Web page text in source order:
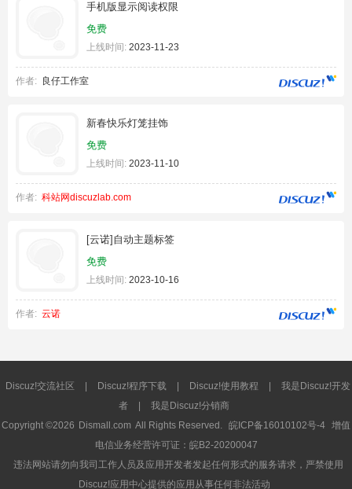
手机版显示阅读权限
免费
上线时间: 2023-11-23
作者: 良仔工作室
新春快乐灯笼挂饰
免费
上线时间: 2023-11-10
作者: 科站网discuzlab.com
[云诺]自动主题标签
免费
上线时间: 2023-10-16
作者: 云诺
Discuz!交流社区 Discuz!程序下载 Discuz!使用教程
我是Discuz!开发
者
我是Discuz!分销商
Copyright ©2026 Dismall.com All Rights Reserved. 皖ICP备16010102号-4 增值
电信业务经营许可证：皖B2-20200047
违法网站请勿向我司工作人员及应用开发者发起任何形式的服务请求，严禁使用
Discuz!应用中心提供的应用从事任何非法活动